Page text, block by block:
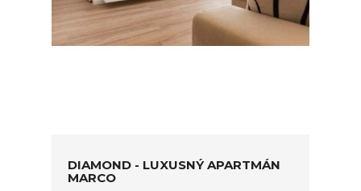
DIAMOND - LUXUSNÝ APARTMÁN
MARCO